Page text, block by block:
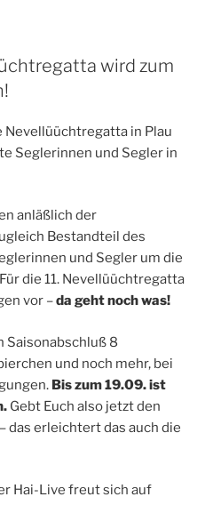
wird zum
in Plau
Seglerinnen und Segler in
anläßlich der
Bestandteil des
und Segler um die
die 11. Nevellüüchtregatta
vor –da geht noch was!
Saisonabschluß 8
und noch mehr, bei
Bis zum 19.09. ist
Gebt Euch also jetzt den
das erleichtert das auch die
Hai-Live freut sich auf